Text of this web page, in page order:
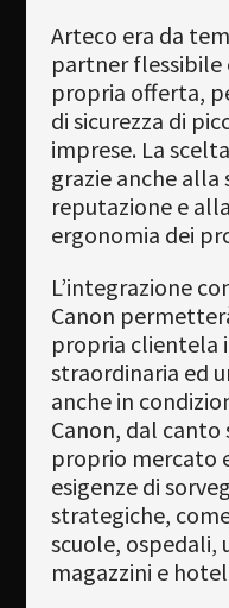
Arteco era da
partner
propria offerta,
di sicurezza di
imprese. La
grazie anche alla
reputazione e
ergonomia dei
L’integrazione
Canon
propria clientela
straordinaria ed
anche in
Canon, dal
proprio mercato
esigenze di
strategiche,
scuole, ospedali,
magazzini e